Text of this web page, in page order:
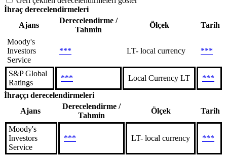
İhraç derecelendirmeleri
Ajans
Derecelendirme /
Tahmin
Ölçek
Tarih
Moody's
Investors
Service
*** LT- local currency ***
S&P Global
Ratings
*** Local Currency LT
***
İhraççı derecelendirmeleri
Ajans
Derecelendirme /
Tahmin
Ölçek Tarih
Moody's
Investors
Service
*** LT- local currency ***